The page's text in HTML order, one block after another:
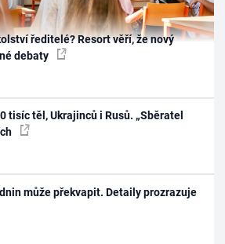
ředitelé? Resort věří, že nový
debaty
tisíc těl, Ukrajinců i Rusů. „Sběratel
může překvapit. Detaily prozrazuje